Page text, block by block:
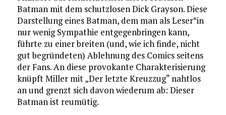
Batman mit dem schutzlosen Dick Grayson. Diese
Darstellung eines Batman, dem man als Leser*in
nur wenig Sympathie entgegenbringen kann,
führte zu einer breiten (und, wie ich finde, nicht
gut begründeten) Ablehnung des Comics seitens
der Fans. An diese provokante Charakterisierung
knüpft Miller mit „Der letzte Kreuzzug“ nahtlos
an und grenzt sich davon wiederum ab: Dieser
Batman ist reumütig.